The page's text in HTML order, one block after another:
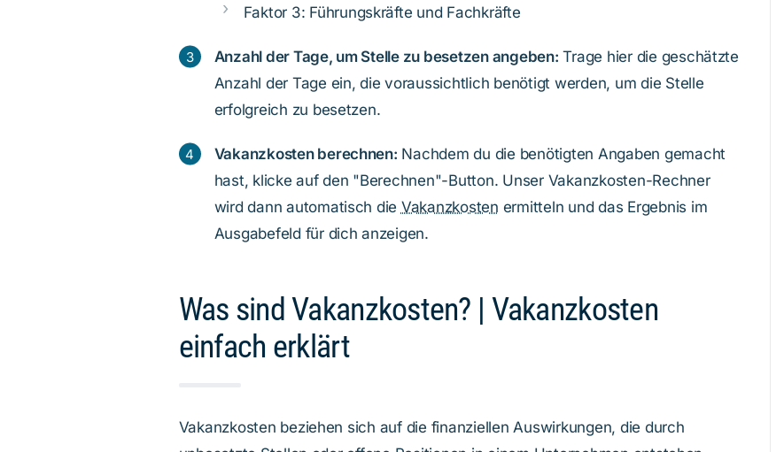
Faktor 3: Führungskräfte und Fachkräfte
Anzahl der Tage, um Stelle zu besetzen angeben: Trage hier die geschätzte
Anzahl der Tage ein, die voraussichtlich benötigt werden, um die Stelle
erfolgreich zu besetzen.
Vakanzkosten berechnen: Nachdem du die benötigten Angaben gemacht
hast, klicke auf den "Berechnen"-Button. Unser Vakanzkosten-Rechner
wird dann automatisch die Vakanzkosten ermitteln und das Ergebnis im
Ausgabefeld für dich anzeigen.
Was sind Vakanzkosten? | Vakanzkosten
einfach erklärt
Vakanzkosten beziehen sich auf die finanziellen Auswirkungen, die durch